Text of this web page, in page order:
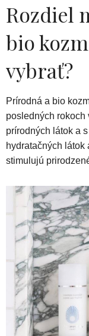
Rozdiel
bio
vybrať?
Prírodná a bio
posledných rokoch
prírodných látok a
hydratačných látok
stimulujú